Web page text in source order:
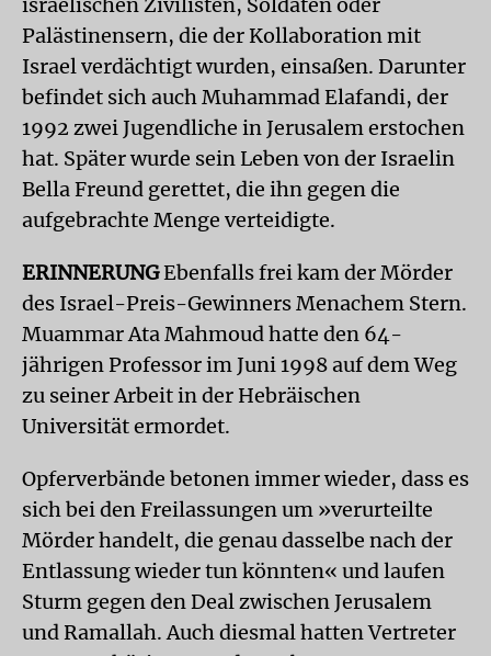
Palästinensern, die der Kollaboration mit
Israel verdächtigt wurden, einsaßen. Darunter
befindet sich auch Muhammad Elafandi, der
1992 zwei Jugendliche in Jerusalem erstochen
hat. Später wurde sein Leben von der Israelin
Bella Freund gerettet, die ihn gegen die
aufgebrachte Menge verteidigte.
ERINNERUNGEbenfalls frei kam der Mörder
des Israel-Preis-Gewinners Menachem Stern.
Muammar Ata Mahmoud hatte den 64-
jährigen Professor im Juni 1998 auf dem Weg
zu seiner Arbeit in der Hebräischen
Universität ermordet.
Opferverbände betonen immer wieder, dass es
sich bei den Freilassungen um »verurteilte
Mörder handelt, die genau dasselbe nach der
Entlassung wieder tun könnten« und laufen
Sturm gegen den Deal zwischen Jerusalem
und Ramallah. Auch diesmal hatten Vertreter